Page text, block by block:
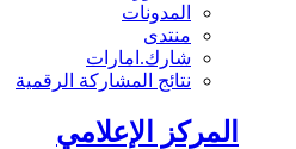
المدونات
منتدى
شارك.امارات
نتائج المشاركة الرقمية
المركز الإعلامي